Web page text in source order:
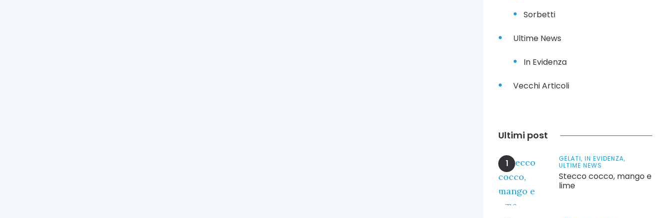
Sorbetti
Ultime News
In Evidenza
Vecchi Articoli
Ultimi post
GELATI, IN EVIDENZA,
ULTIME NEWS
Stecco cocco, mango e
lime